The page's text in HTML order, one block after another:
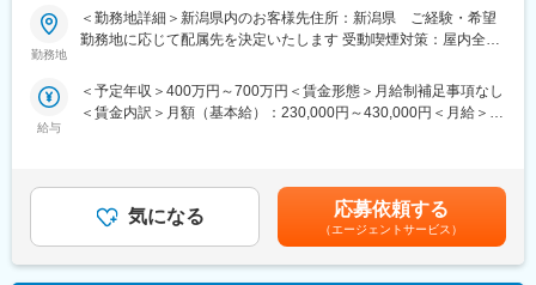
【幅広いキャリアプラン】エンジニアサポートシステム(ESS)が確
ます。継続的な研修・支援制度があるので自分のキャリアにあっ
た派遣先を選定することができます。キャリアパスに関しても志
【長期就業のための手厚いサポート】年休120日以上/月残業18.9
時間/有給取得率74％/男性の育児・看護休暇も運用実績あり/子ど
も手当(18歳まで月1万円)/育児休暇取得率100％(※くるみんマーク
取得企業)/育児休暇からの復帰率92％
100％)】
(1)車内内装機器、電装品、エンジンECU・パワートレイン開発(2)
精密測定機器や光学機器、時計、分析機器(3)内視鏡やMRI、CT、
■業務の魅力
上流工程比率が高く、評価のみで終わらず仕様検討から関われる
点が特長です。自動車・医療・精密・半導体など多様な分野で経
験を重ねることで、技術の幅を広げながら専門性を高められま
勤務地
＜勤務地詳細＞新潟県内のお客様先住所：新潟県 ご経験・希望
勤務地に応じて配属先を決定いたします 受動喫煙対策：屋内全面
給与
＜予定年収＞400万円～700万円＜賃金形態＞月給制補足事項なし
＜賃金内訳＞月額（基本給）：230,000円～430,000円＜月給＞
円（28歳、役職なし、経験4年）、6,200,000円（33歳、マネージ
ャー補佐、経験8年）、7,000,000円（37歳、マネージャー、入社
12年）賃金はあくまでも目安の金額であり、選考を通じて上下す
る可能性があります。月給(月額)は固定手当を含めた表記です。
気になる 応募依頼する
（エージェントサービス）